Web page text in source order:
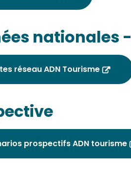
nationales -
réseau ADN Tourisme
prospectifs ADN tourisme